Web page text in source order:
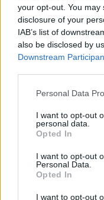
your opt-out. You
disclosure of your
IAB’s list of
also be disclosed by
Downstream
Personal Data
I want to opt-out
personal data.
Opted In
I want to opt-out
Personal Data.
Opted In
I want to opt-out
Θέσεις εργασίας
Θέσεις Εργασίας ανά
Θέσεις Εργασίας ανά
Κέντρο Βοήθειας